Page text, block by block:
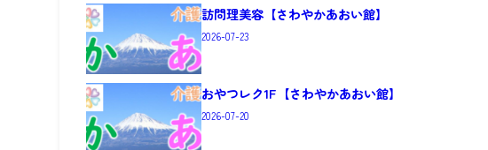
訪問理美容【さわやかあおい館】
2026-07-23
おやつレク1F【さわやかあおい館】
2026-07-20